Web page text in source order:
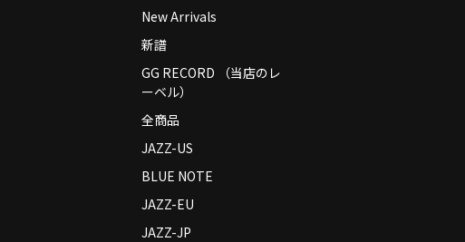
New Arrivals
新譜
GG RECORD （当店のレ
ーベル）
全商品
JAZZ-US
BLUE NOTE
JAZZ-EU
JAZZ-JP